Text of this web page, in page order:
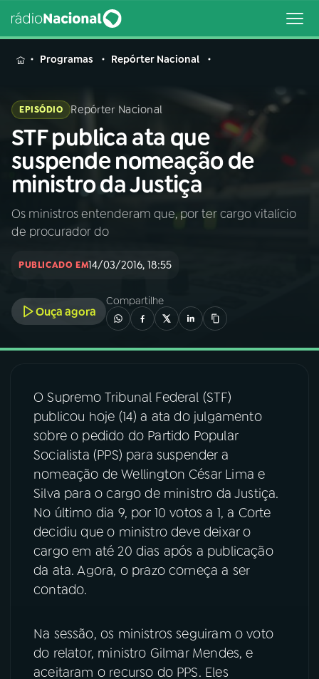
MENU
Buscar
na
Rádio
Nacional
Buscar
AO VIVO
INÍCIO
A RÁDIO
03PROGRAMAÇÃO
04 PROGRAMAS
PODCASTS
06VIDEOCASTS
ÚLTIMAS
08FESTIVAL DE MÚSICA
ACOMPANHE A RÁDIO NACIONAL
YouTube Facebook
Programas Repórter Nacional
EPISÓDIO Repórter Nacional
STF publica ata que
suspende nomeação de
ministro da Justiça
Os ministros entenderam que, por ter cargo vitalício
de procurador do
PUBLICADO EM14/03/2016, 18:55
Ouça agora
Compartilhe
O Supremo Tribunal Federal (STF)
publicou hoje (14) a ata do julgamento
sobre o pedido do Partido Popular
Socialista (PPS) para suspender a
nomeação de Wellington César Lima e
Silva para o cargo de ministro da Justiça.
No último dia 9, por 10 votos a 1, a Corte
decidiu que o ministro deve deixar o
cargo em até 20 dias após a publicação
da ata. Agora, o prazo começa a ser
contado.
Na sessão, os ministros seguiram o voto
do relator, ministro Gilmar Mendes, e
aceitaram o recurso do PPS. Eles